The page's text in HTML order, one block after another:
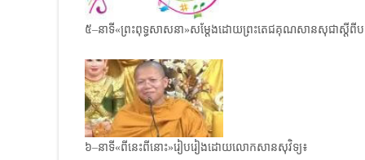
៥–នាទី«ព្រះពុទ្ធសាសនា»សម្តែងដោយព្រះតេជគុណសានសុជាស្តីពីបញ្
៦–នាទី«ពីនេះពីនោះ»រៀបរៀងដោយលោកសានសុវិទ្យ៖